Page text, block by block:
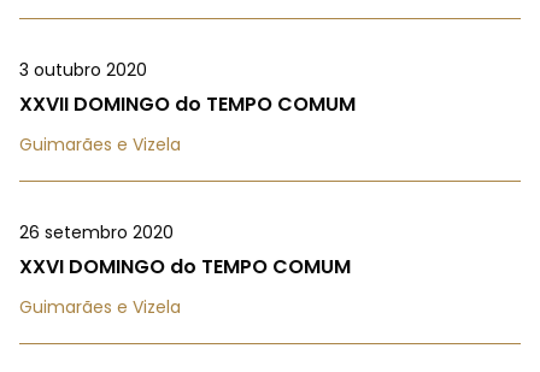
3 outubro 2020
XXVII DOMINGO do TEMPO COMUM
Guimarães e Vizela
26 setembro 2020
XXVI DOMINGO do TEMPO COMUM
Guimarães e Vizela